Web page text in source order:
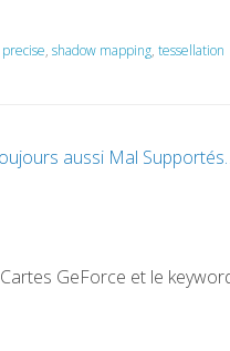
precise, shadow mapping, tessellation
aussi Mal
GeForce et le